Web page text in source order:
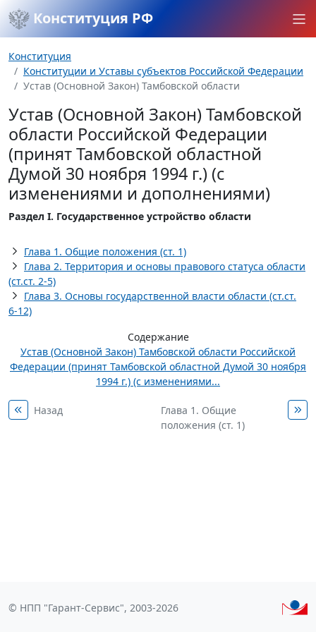
Конституция РФ
Конституция
Конституции и Уставы субъектов Российской Федерации
Устав (Основной Закон) Тамбовской области
Устав (Основной Закон) Тамбовской
области Российской Федерации
(принят Тамбовской областной
Думой 30 ноября 1994 г.) (с
изменениями и дополнениями)
Раздел I. Государственное устройство области
Глава 1. Общие положения (ст. 1)
Глава 2. Территория и основы правового статуса области
(ст.ст. 2-5)
Глава 3. Основы государственной власти области (ст.ст.
6-12)
Содержание
Устав (Основной Закон) Тамбовской области Российской
Федерации (принят Тамбовской областной Думой 30 ноября
1994 г.) (с изменениями...
Назад
Глава 1. Общие
положения (ст. 1)
© НПП "Гарант-Сервис", 2003-2026